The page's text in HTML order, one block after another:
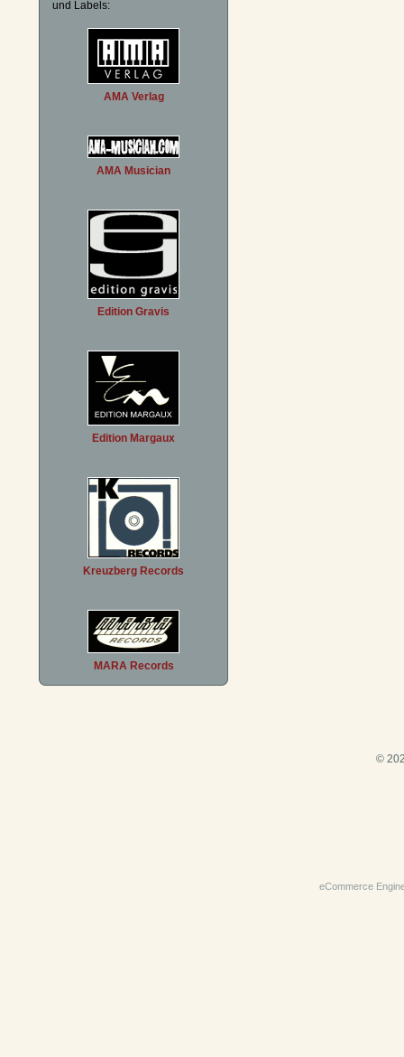
und Labels:
AMA Verlag
AMA Musician
Edition Gravis
Edition Margaux
Kreuzberg Records
MARA Records
©
eCommerce